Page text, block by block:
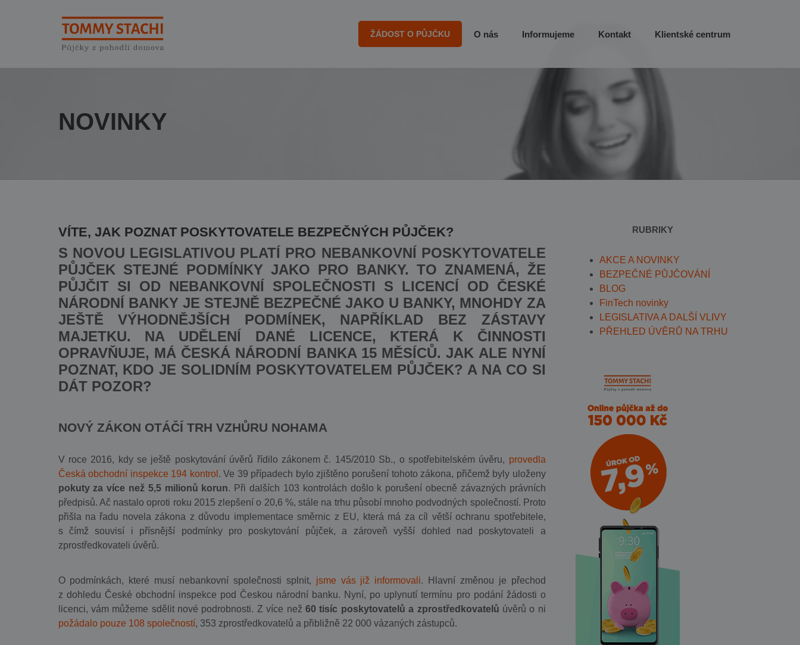
ŽÁDOST O PŮJČKU O nás Informujeme Kontakt Klientské centrum
NOVINKY
VÍTE, JAK POZNAT POSKYTOVATELE BEZPEČNÝCH PŮJČEK?
S NOVOU LEGISLATIVOU PLATÍ PRO NEBANKOVNÍ POSKYTOVATELE
PŮJČEK STEJNÉ PODMÍNKY JAKO PRO BANKY. TO ZNAMENÁ, ŽE
PŮJČIT SI OD NEBANKOVNÍ SPOLEČNOSTI S LICENCÍ OD ČESKÉ
NÁRODNÍ BANKY JE STEJNĚ BEZPEČNÉ JAKO U BANKY, MNOHDY ZA
JEŠTĚ VÝHODNĚJŠÍCH PODMÍNEK, NAPŘÍKLAD BEZ ZÁSTAVY
MAJETKU. NA UDĚLENÍ DANÉ LICENCE, KTERÁ K ČINNOSTI
OPRAVŇUJE, MÁ ČESKÁ NÁRODNÍ BANKA 15 MĚSÍCŮ. JAK ALE NYNÍ
POZNAT, KDO JE SOLIDNÍM POSKYTOVATELEM PŮJČEK? A NA CO SI
DÁT POZOR?
NOVÝ ZÁKON OTÁČÍ TRH VZHŮRU NOHAMA
V roce 2016, kdy se ještě poskytování úvěrů řídilo zákonem č. 145/2010 Sb., o spotřebitelském úvěru, provedla
Česká obchodní inspekce 194 kontrol . Ve 39 případech bylo zjištěno porušení tohoto zákona, přičemž byly uloženy
pokuty za více než 5,5 milionů korun. Při dalších 103 kontrolách došlo k porušení obecně závazných právních
předpisů. Ač nastalo oproti roku 2015 zlepšení o 20,6 %, stále na trhu působí mnoho podvodných společností. Proto
přišla na řadu novela zákona z důvodu implementace směrnic z EU, která má za cíl větší ochranu spotřebitele,
s čímž souvisí i přísnější podmínky pro poskytování půjček, a zároveň vyšší dohled nad poskytovateli a
zprostředkovateli úvěrů.
O podmínkách, které musí nebankovní společnosti splnit, jsme vás již informovali. Hlavní změnou je přechod
z dohledu České obchodní inspekce pod Českou národní banku. Nyní, po uplynutí termínu pro podání žádosti o
licenci, vám můžeme sdělit nové podrobnosti. Z více než60 tisíc poskytovatelů a zprostředkovatelů úvěrů o ni
požádalo pouze 108 společností, 353 zprostředkovatelů a přibližně 22 000 vázaných zástupců.
RUBRIKY
AKCE A NOVINKY
BEZPEČNÉ PŮJČOVÁNÍ
BLOG
FinTech novinky
LEGISLATIVA A DALŠÍ VLIVY
PŘEHLED ÚVĚRŮ NA TRHU